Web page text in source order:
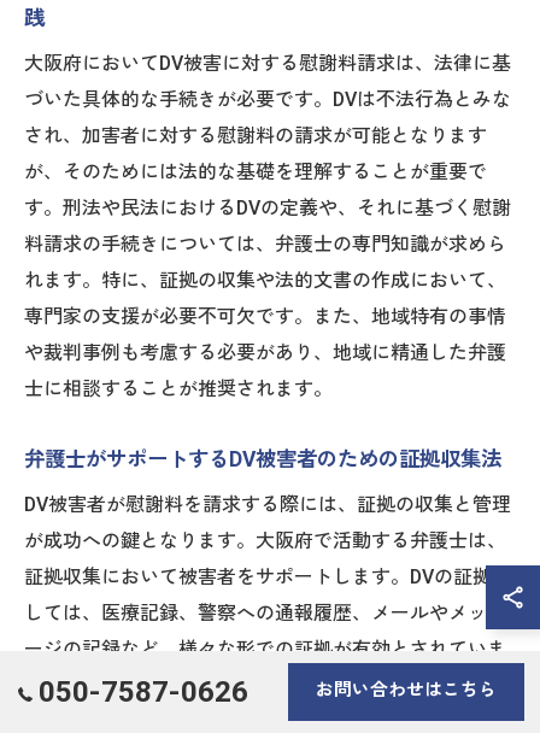
践
大阪府においてDV被害に対する慰謝料請求は、法律に基
づいた具体的な手続きが必要です。DVは不法行為とみな
され、加害者に対する慰謝料の請求が可能となります
が、そのためには法的な基礎を理解することが重要で
す。刑法や民法におけるDVの定義や、それに基づく慰謝
料請求の手続きについては、弁護士の専門知識が求めら
れます。特に、証拠の収集や法的文書の作成において、
専門家の支援が必要不可欠です。また、地域特有の事情
や裁判事例も考慮する必要があり、地域に精通した弁護
士に相談することが推奨されます。
弁護士がサポートするDV被害者のための証拠収集法
DV被害者が慰謝料を請求する際には、証拠の収集と管理
が成功への鍵となります。大阪府で活動する弁護士は、
証拠収集において被害者をサポートします。DVの証拠と
しては、医療記録、警察への通報履歴、メールやメッセ
ージの記録など、様々な形での証拠が有効とされていま
す。これらの証拠は、第三者から見て客観的であること
が必須です。また、証拠の保全や提出のタイミングも重
050-7587-0626 お問い合わせはこちら